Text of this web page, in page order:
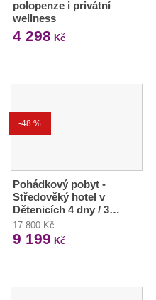
polopenze i privátní
wellness
4 298 Kč
-48 %
Pohádkový pobyt -
Středověký hotel v
Dětenicích 4 dny / 3…
17 800 Kč
9 199 Kč